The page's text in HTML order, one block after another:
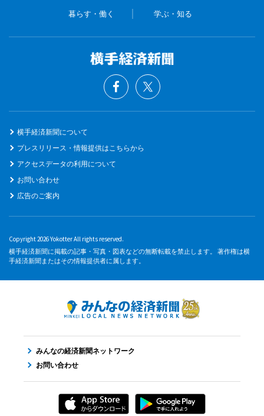
暮らす・働く 学ぶ・知る
横手経済新聞について
プレスリリース・情報提供はこちらから
アクセスデータの利用について
お問い合わせ
広告のご案内
Copyright 2026 Yokotter All rights reserved.
横手経済新聞に掲載の記事・写真・図表などの無断転載を禁止します。 著作権は横
手経済新聞またはその情報提供者に属します。
みんなの経済新聞ネットワーク
お問い合わせ